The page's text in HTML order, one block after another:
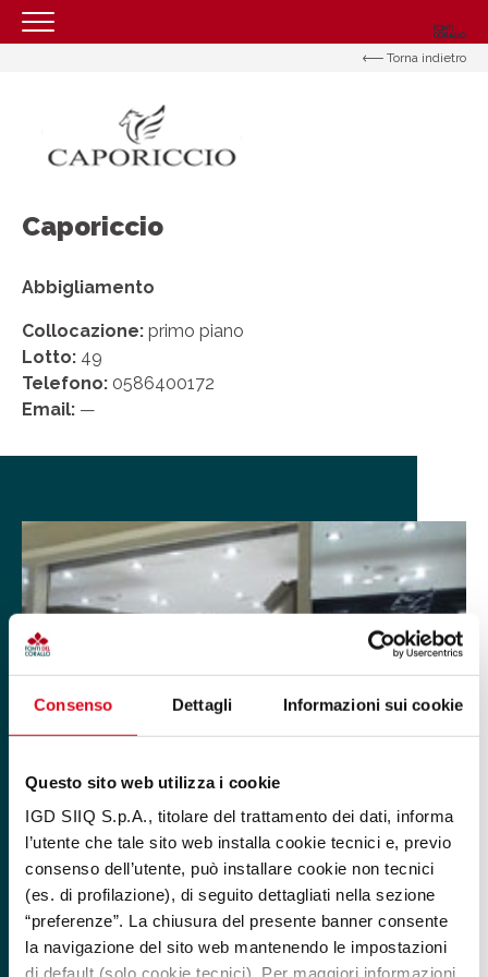
Consenso Dettagli Informazioni sui cookie
Questo sito web utilizza i cookie
IGD SIIQ S.p.A., titolare del trattamento dei dati, informa
l’utente che tale sito web installa cookie tecnici e, previo
consenso dell’utente, può installare cookie non tecnici
(es. di profilazione), di seguito dettagliati nella sezione
“preferenze”. La chiusura del presente banner consente
la navigazione del sito web mantenendo le impostazioni
di default (solo cookie tecnici). Per maggiori informazioni
IL CENTRO
ORARI
PROMOZIONI
NEGOZI
SERVIZI
CONTATTI
Torna indietro
Caporiccio
Abbigliamento
Collocazione: primo piano
Lotto: 49
Telefono: 0586400172
Email: —